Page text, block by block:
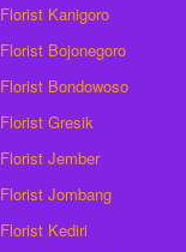
Florist Kanigoro
Florist Bojonegoro
Florist Bondowoso
Florist Gresik
Florist Jember
Florist Jombang
Florist Kediri